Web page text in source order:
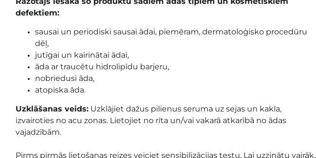
defektiem:
sausai un periodiski sausai ādai, piemēram, dermatoloģisko procedūru
dēļ,
jutīgai un kairinātai ādai,
āda ar traucētu hidrolipīdu barjeru,
nobriedusi āda,
atopiska āda.
Uzklāšanas veids: Uzklājiet dažus pilienus seruma uz sejas un kakla,
izvairoties no acu zonas. Lietojiet no rīta un/vai vakarā atkarībā no ādas
vajadzībām.
Pirms pirmās lietošanas reizes veiciet sensibilizācijas testu. Lai uzzinātu vairāk,